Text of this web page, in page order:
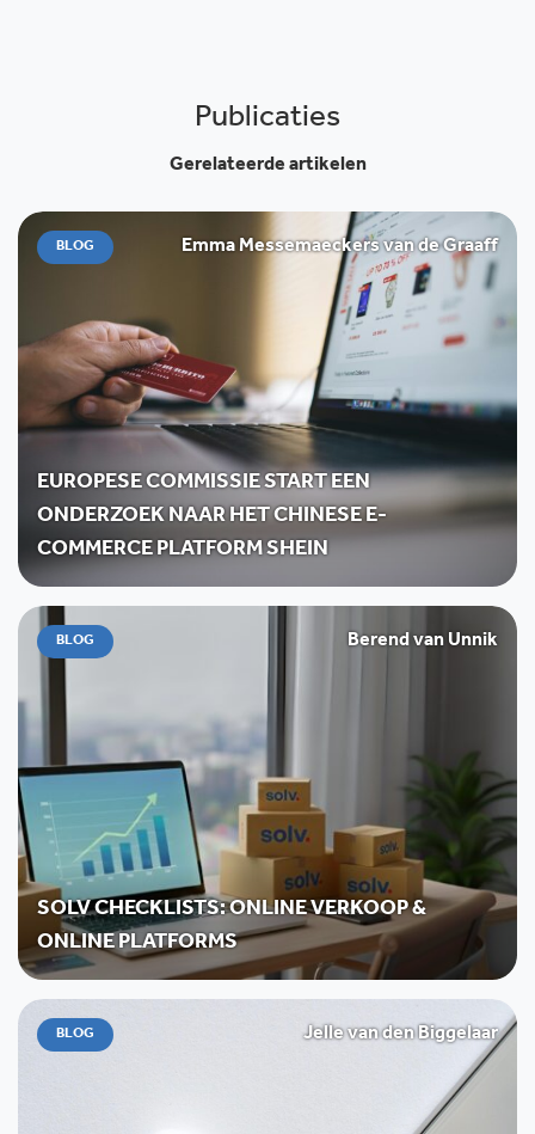
Publicaties
Gerelateerde artikelen
BLOG Emma Messemaeckers van de Graaff
EUROPESE COMMISSIE START EEN
ONDERZOEK NAAR HET CHINESE E-
COMMERCE PLATFORM SHEIN
BLOG Berend van Unnik
SOLV CHECKLISTS: ONLINE VERKOOP &
ONLINE PLATFORMS
BLOG Jelle van den Biggelaar